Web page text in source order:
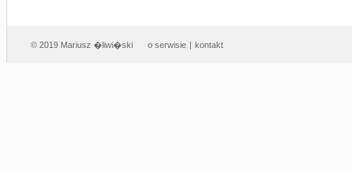
© 2019 Mariusz �liwi�ski o serwisie | kontakt